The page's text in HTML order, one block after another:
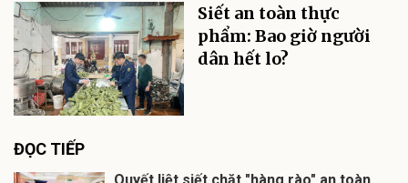
Siết an toàn thực
phẩm: Bao giờ người
dân hết lo?
ĐỌC TIẾP